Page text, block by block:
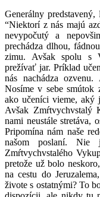
Generálny
“Niektorí z nás majú
nevypočutý a
prechádza dlhou,
zimu. Avšak spolu s
prežívať jar. Príklad
nás nachádza
Nosíme v sebe smútok
ako učeníci vieme, aký
Avšak Zmŕtvychvstalý
nami neustále stretáva,
Pripomína nám naše
našom poslaní.
Zmŕtvychvstalého
pretože už bolo
na cestu do
živote s ostatnými? To